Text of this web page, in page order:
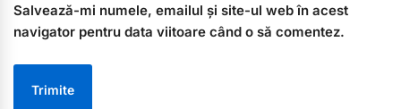
Salvează-mi numele, emailul și site-ul web în acest
navigator pentru data viitoare când o să comentez.